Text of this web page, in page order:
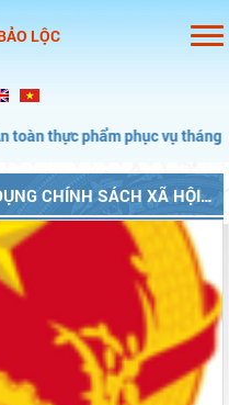
LỘC
phục vụ tháng hành động vì